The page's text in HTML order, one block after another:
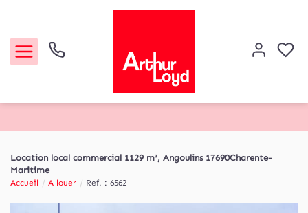
Louer
Location local commercial 1129 m², Angoulins 17690Charente-
Maritime
Accueil A louer Ref. : 6562